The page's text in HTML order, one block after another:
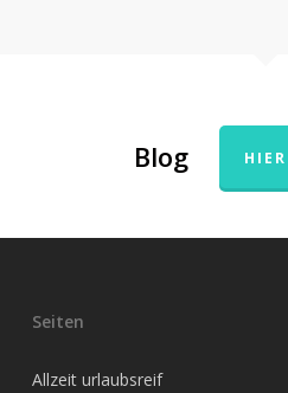
Blog
Seiten
Allzeit urlaubsreif